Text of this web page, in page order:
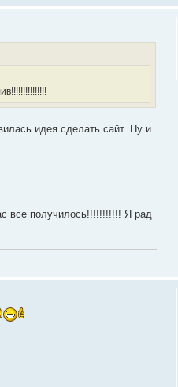
идея сделать сайт. Ну и
все получилось!!!!!!!!!!! Я рад